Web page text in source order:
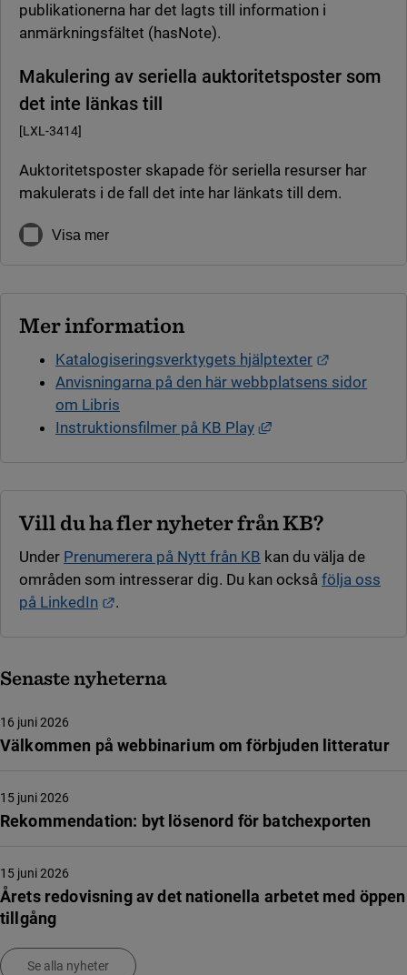
publikationerna har det lagts till information i
anmärkningsfältet (hasNote).
Makulering av seriella auktoritetsposter som
det inte länkas till
[LXL-3414]
Auktoritetsposter skapade för seriella resurser har
makulerats i de fall det inte har länkats till dem.
Visa mer
Mer information
Katalogiseringsverktygets hjälptexter
Anvisningarna på den här webbplatsens sidor
om Libris
Instruktionsfilmer på KB Play
Länk till annan
Vill du ha fler nyheter från KB?
Under Prenumerera på Nytt från KB kan du välja de
områden som intresserar dig. Du kan också följa oss
på LinkedIn
Länk till annan webbplats.
.
Senaste nyheterna
Välkommen på webbinarium om förbjuden litteratur
16 juni 2026
Rekommendation: byt lösenord för batchexporten
15 juni 2026
Årets redovisning av det nationella arbetet med öppen
tillgång
15 juni 2026
Se alla nyheter